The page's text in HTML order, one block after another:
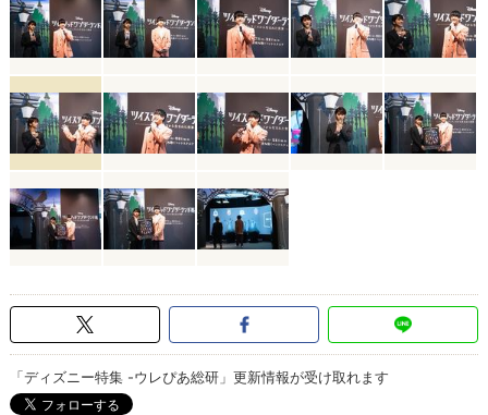
「ディズニー特集 -ウレぴあ総研」更新情報が受け取れます